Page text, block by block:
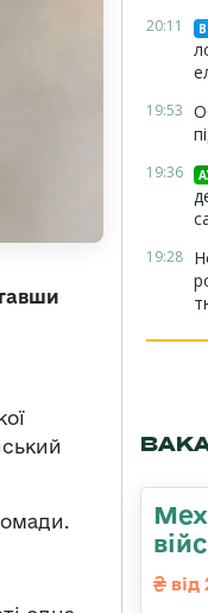
20:11
19:53
19:36
19:28